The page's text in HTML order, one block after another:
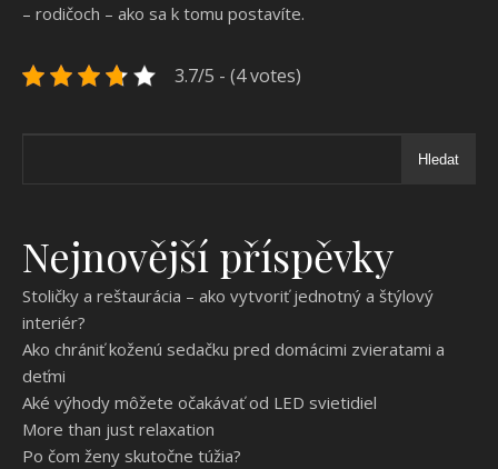
– rodičoch – ako sa k tomu postavíte.
3.7/5 - (4 votes)
Hledat
Nejnovější příspěvky
Stoličky a reštaurácia – ako vytvoriť jednotný a štýlový
interiér?
Ako chrániť koženú sedačku pred domácimi zvieratami a
deťmi
Aké výhody môžete očakávať od LED svietidiel
More than just relaxation
Po čom ženy skutočne túžia?